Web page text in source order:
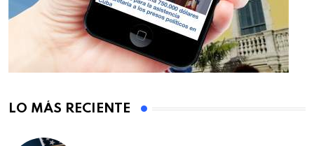
LO MÁS RECIENTE